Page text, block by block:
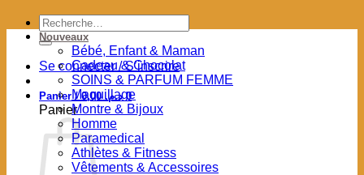
Recherche
pour :
Se connecter / S’inscrire
Panier / د.م.0,00 0
Panier
Nouveaux
Bébé, Enfant & Maman
Cadeau & Chocolat
SOINS & PARFUM FEMME
Maquillage
Montre & Bijoux
Homme
Paramedical
Athlètes & Fitness
Vêtements & Accessoires